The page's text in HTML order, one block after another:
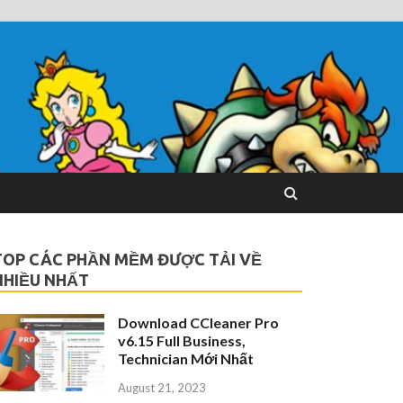
CÁC PHẦN MỀM ĐƯỢC TẢI VỀ
NHẤT
Download CCleaner Pro
v6.15 Full Business,
Technician Mới Nhất
August 21, 2023